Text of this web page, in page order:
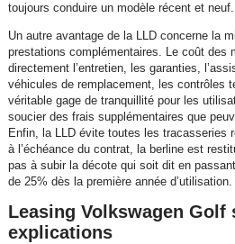
toujours conduire un modèle récent et neuf.
Un autre avantage de la LLD concerne la
prestations complémentaires. Le coût des
directement l’entretien, les garanties,
véhicules de remplacement, les contrôles
véritable gage de tranquillité pour les
soucier des frais supplémentaires que
Enfin, la LLD évite toutes les tracasseries
à l’échéance du contrat, la berline est
pas à subir la décote qui soit dit en
de 25% dès la première année d’utilisation.
Leasing Volkswagen Golf
explications